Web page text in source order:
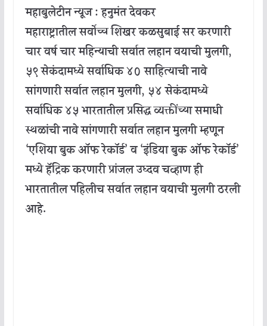
महाबुलेटीन न्यूज : हनुमंत देवकर
महाराष्ट्रातील सर्वोच्च शिखर कळसुबाई सर करणारी
चार वर्ष चार महिन्याची सर्वात लहान वयाची मुलगी,
५९ सेकंदामध्ये सर्वाधिक ४० साहित्याची नावे
सांगणारी सर्वात लहान मुलगी, ५४ सेकंदामध्ये
सर्वाधिक ४५ भारतातील प्रसिद्ध व्यक्तींच्या समाधी
स्थळांची नावे सांगणारी सर्वात लहान मुलगी म्हणून
‘एशिया बुक ऑफ रेकॉर्ड’ व ‘इंडिया बुक ऑफ रेकॉर्ड’
मध्ये हॅट्रिक करणारी प्रांजल उध्दव चव्हाण ही
भारतातील पहिलीच सर्वात लहान वयाची मुलगी ठरली
आहे.